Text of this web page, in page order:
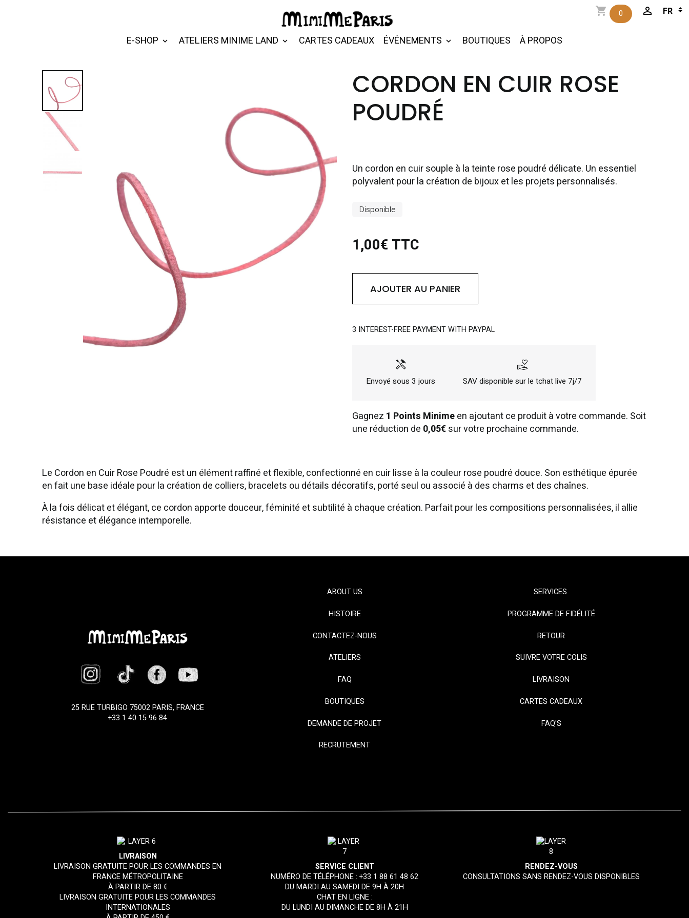
E-SHOP ATELIERS MINIME LAND CARTES CADEAUX ÉVÉNEMENTS BOUTIQUES À PROPOS
0
CORDON EN CUIR ROSE
POUDRÉ
Un cordon en cuir souple à la teinte rose poudré délicate. Un essentiel
polyvalent pour la création de bijoux et les projets personnalisés.
Disponible
1,00€ TTC
AJOUTER AU PANIER
3 INTEREST-FREE PAYMENT WITH PAYPAL
handyman
Envoyé sous 3 jours
volunteer_activism
SAV disponible sur le tchat live 7j/7
Gagnez 1 Points Minimeen ajoutant ce produit à votre commande. Soit
une réduction de 0,05€sur votre prochaine commande.
Le Cordon en Cuir Rose Poudré est un élément raffiné et flexible, confectionné en cuir lisse à la couleur rose poudré douce. Son esthétique épurée
en fait une base idéale pour la création de colliers, bracelets ou détails décoratifs, porté seul ou associé à des charms et des chaînes.
À la fois délicat et élégant, ce cordon apporte douceur, féminité et subtilité à chaque création. Parfait pour les compositions personnalisées, il allie
résistance et élégance intemporelle.
25 RUE TURBIGO 75002 PARIS, FRANCE
+33 1 40 15 96 84
ABOUT US
HISTOIRE
CONTACTEZ-NOUS
ATELIERS
FAQ
BOUTIQUES
DEMANDE DE PROJET
RECRUTEMENT
SERVICES
PROGRAMME DE FIDÉLITÉ
RETOUR
SUIVRE VOTRE COLIS
LIVRAISON
CARTES CADEAUX
FAQ'S
LIVRAISON
LIVRAISON GRATUITE POUR LES COMMANDES EN
FRANCE MÉTROPOLITAINE
À PARTIR DE 80 €
LIVRAISON GRATUITE POUR LES COMMANDES
INTERNATIONALES
SERVICE CLIENT
NUMÉRO DE TÉLÉPHONE :+33 1 88 61 48 62
DU MARDI AU SAMEDI DE 9H À 20H
CHAT EN LIGNE :
DU LUNDI AU DIMANCHE DE 8H À 21H
RENDEZ-VOUS
CONSULTATIONS SANS RENDEZ-VOUS DISPONIBLES